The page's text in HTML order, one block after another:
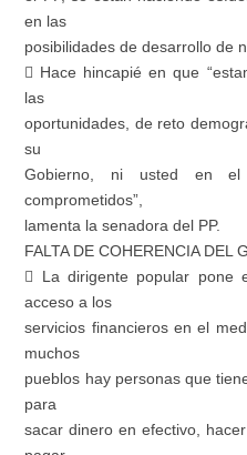
en las
posibilidades de desarrollo de
 Hace hincapié en que
las
oportunidades, de reto
su
Gobierno, ni usted en el
comprometidos”,
lamenta la senadora del PP.
FALTA DE COHERENCIA DEL
 La dirigente popular pone
acceso a los
servicios financieros en el
muchos
pueblos hay personas que
para
sacar dinero en efectivo,